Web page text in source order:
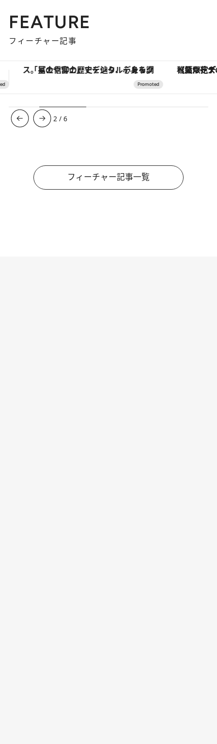
FEATURE
フィーチャー記事
【夏限定ディナーコース】旬を迎える稚鮎や花ズッキーニなどをイタリア・トスカーナの郷土料理の手法で満喫！
3 /6
フィーチャー記事一覧